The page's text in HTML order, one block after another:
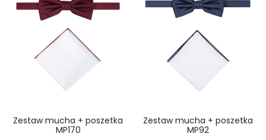
Zestaw mucha + poszetka
MP170
Zestaw mucha + poszetka
MP92